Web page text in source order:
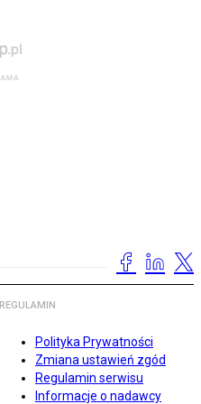
REGULAMIN
Polityka Prywatności
Zmiana ustawień zgód
Regulamin serwisu
Informacje o nadawcy